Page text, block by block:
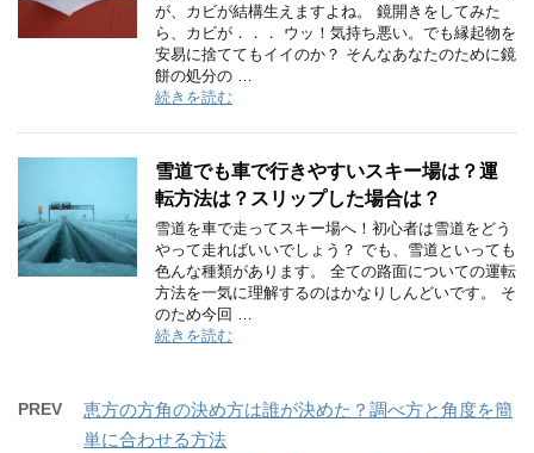
が、カビが結構生えますよね。 鏡開きをしてみた
ら、カビが．．． ウッ！気持ち悪い。でも縁起物を
安易に捨ててもイイのか？ そんなあなたのために鏡
餅の処分の …
続きを読む
雪道でも車で行きやすいスキー場は？運
転方法は？スリップした場合は？
雪道を車で走ってスキー場へ！初心者は雪道をどう
やって走ればいいでしょう？ でも、雪道といっても
色んな種類があります。 全ての路面についての運転
方法を一気に理解するのはかなりしんどいです。 そ
のため今回 …
続きを読む
PREV
恵方の方角の決め方は誰が決めた？調べ方と角度を簡
単に合わせる方法